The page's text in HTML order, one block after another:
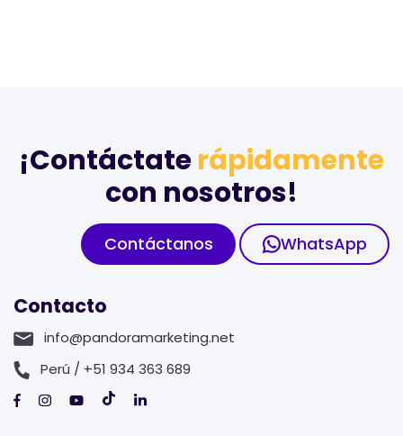
Contacto
info@pandoramarketing.net
Perú / +51 934 363 689
¡Contáctaterápidamente
con nosotros!
Contáctanos WhatsApp